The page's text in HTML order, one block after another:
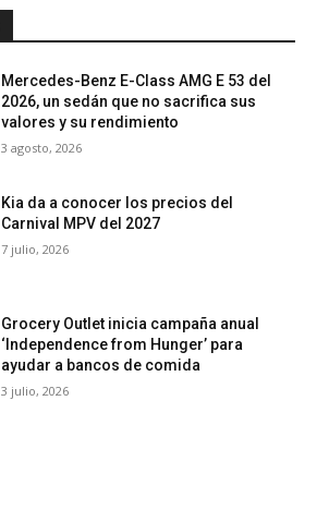
Mercedes-Benz E-Class AMG E 53 del
2026, un sedán que no sacrifica sus
valores y su rendimiento
3 agosto, 2026
Kia da a conocer los precios del
Carnival MPV del 2027
7 julio, 2026
Grocery Outlet inicia campaña anual
‘Independence from Hunger’ para
ayudar a bancos de comida
3 julio, 2026